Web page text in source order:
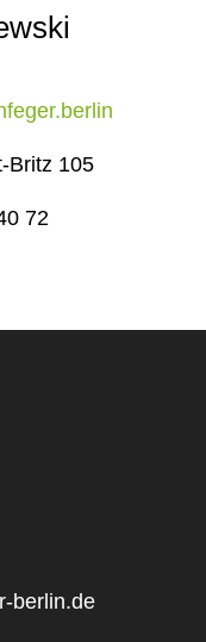
Britz 105
72
berlin.de